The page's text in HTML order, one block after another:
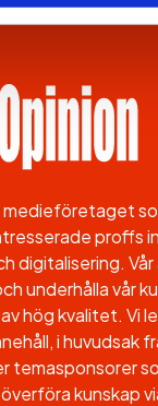
medieföretaget
proffs
digitalisering.
underhålla vår
hög kvalitet. Vi
i huvudsak
temasponsorer
kunskap